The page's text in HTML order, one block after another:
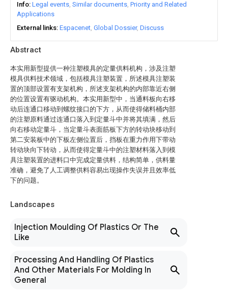
Abstract
本实用新型提供一种注塑模具的定量供料机构，涉及注塑
模具供料技术领域，包括模具注塑装置，所述模具注塑装
置的顶部设置有支架机构，所述支架机构的内部靠近右侧
的位置设置有驱动机构。本实用新型中，当通料板向右移
动后连通口移动到螺纹接口的下方，从而使得储料桶内部
的注塑原料通过连通口落入到定量斗中并将其填满，然后
向右移动定量斗，当定量斗表面筋板下方的转动块移动到
第二安装板中的下板左侧位置后，挡板在重力作用下带动
转动块向下转动，从而使得定量斗中的注塑材料落入到模
具注塑装置的进料口中完成定量供料，结构简单，供料量
准确，避免了人工调整供料容易出现操作失误并且效率低
下的问题。
Landscapes
Injection Moulding Of Plastics Or The
Like
Processing And Handling Of Plastics
And Other Materials For Molding In
General
Info Legal events Similar documents Priority and Related
Applications
External links Espacenet Global Dossier Discuss